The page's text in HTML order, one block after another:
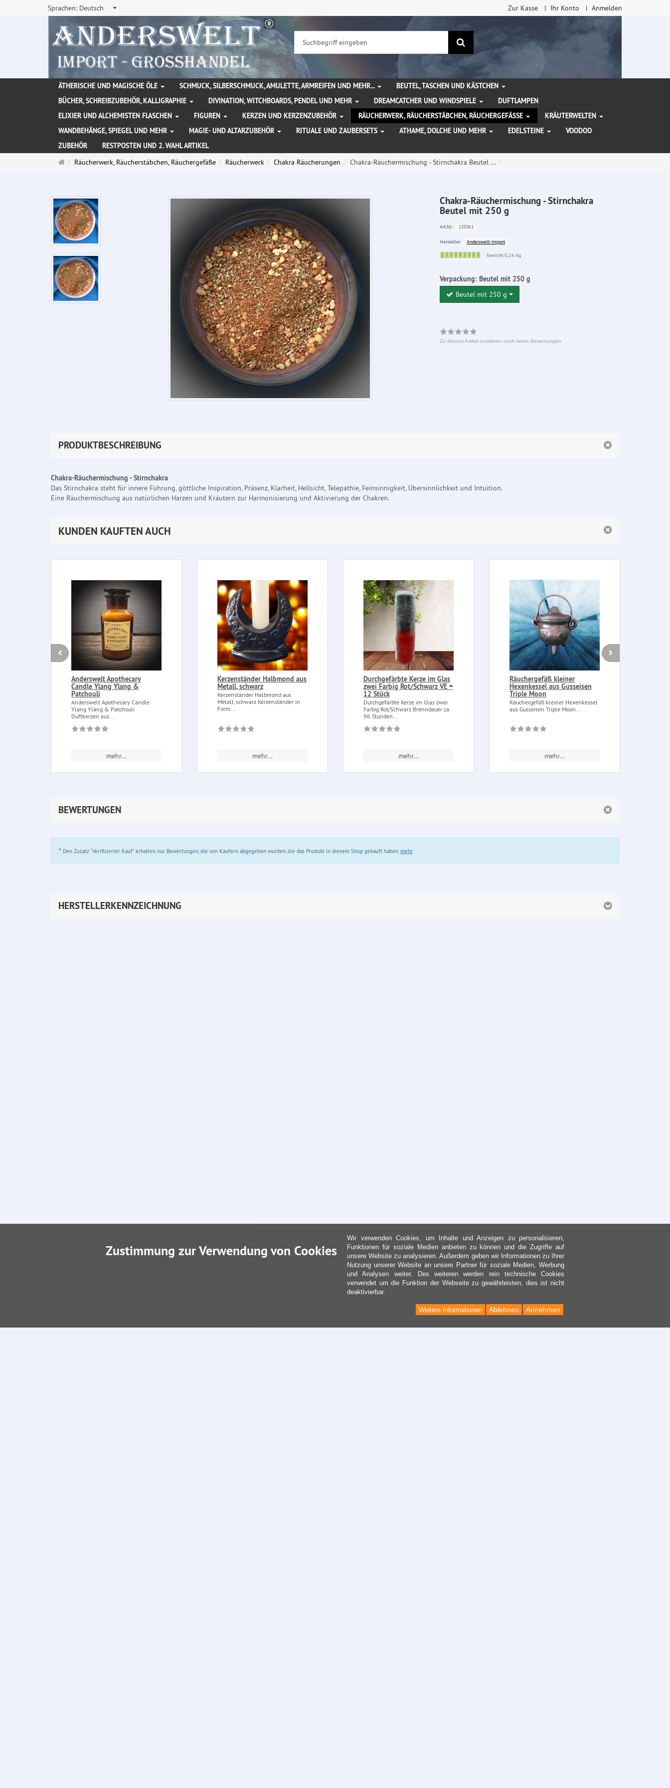
Sprachen: Deutsch Zur Kasse Ihr Konto Anmelden
Suchen
ÄTHERISCHE UND MAGISCHE ÖLE SCHMUCK, SILBERSCHMUCK, AMULETTE, ARMREIFEN UND MEHR...
BEUTEL, TASCHEN UND KÄSTCHEN
BÜCHER, SCHREIBZUBEHÖR, KALLIGRAPHIE
DIVINATION, WITCHBOARDS, PENDEL UND MEHR DREAMCATCHER UND WINDSPIELE
DUFTLAMPEN
ELIXIER UND ALCHEMISTEN FLASCHEN
FIGUREN KERZEN UND KERZENZUBEHÖR RÄUCHERWERK, RÄUCHERSTÄBCHEN, RÄUCHERGEFÄSSE
KRÄUTERWELTEN
WANDBEHÄNGE, SPIEGEL UND MEHR
MAGIE- UND ALTARZUBEHÖR RITUALE UND ZAUBERSETS ATHAME, DOLCHE UND MEHR EDELSTEINE
VOODOO
ZUBEHÖR
RESTPOSTEN UND 2. WAHL ARTIKEL
Startseite
Räucherwerk, Räucherstäbchen, Räuchergefäße Räucherwerk Chakra Räucherungen Chakra-Räuchermischung - Stirnchakra Beutel ...
Chakra-Räuchermischung - Stirnchakra
Beutel mit 250 g
Art.Nr.: 1355k1
Hersteller:
Anderswelt-Import
Sofort
Gewicht 0,26 kg
Verpackung: Beutel mit 250 g
Beutel mit 250 g
Zu diesem Artikel existieren noch keine Bewertungen
PRODUKTBESCHREIBUNG
Chakra-Räuchermischung - Stirnchakra
Das Stirnchakra steht für innere Führung, göttliche Inspiration, Präsenz, Klarheit, Hellsicht, Telepathie, Feinsinnigkeit, Übersinnlichkeit und Intuition.
Eine Räuchermischung aus natürlichen Harzen und Kräutern zur Harmonisierung und Aktivierung der Chakren.
KUNDEN KAUFTEN AUCH
Anderswelt Apothecary
Candle Ylang Ylang &
Patchouli
Anderswelt Apothecary Candle
Ylang Ylang & Patchouli
Duftkerzen aus...
mehr...
Kerzenständer Halbmond aus
Metall, schwarz
Kerzenständer Halbmond aus
Metall, schwarz Kerzenständer in
Form...
mehr...
Durchgefärbte Kerze im Glas
zwei Farbig Rot/Schwarz VE =
12 Stück
Durchgefärbte Kerze im Glas zwei
Farbig Rot/Schwarz Brenndauer ca.
96 Stunden...
mehr...
Räuchergefäß kleiner
Hexenkessel aus Gusseisen
Triple Moon
Räuchergefäß kleiner Hexenkessel
aus Gusseisen Triple Moon...
mehr...
BEWERTUNGEN
* Den Zusatz “Verifizierter Kauf” erhalten nur Bewertungen, die von Käufern abgegeben wurden, die das Produkt in diesem Shop gekauft haben.mehr
HERSTELLERKENNZEICHNUNG
Zustimmung zur Verwendung von Cookies
Wir verwenden Cookies, um Inhalte und Anzeigen zu personalisieren,
Funktionen für soziale Medien anbieten zu können und die Zugriffe auf
unsere Website zu analysieren. Außerdem geben wir Informationen zu Ihrer
Nutzung unserer Website an unsere Partner für soziale Medien, Werbung
und Analysen weiter. Des weiteren werden rein technische Cookies
verwendet um die Funktion der Webseite zu gewährleisten, dies ist nicht
deaktivierbar.
Annehmen
Ablehnen
Weitere Informationen